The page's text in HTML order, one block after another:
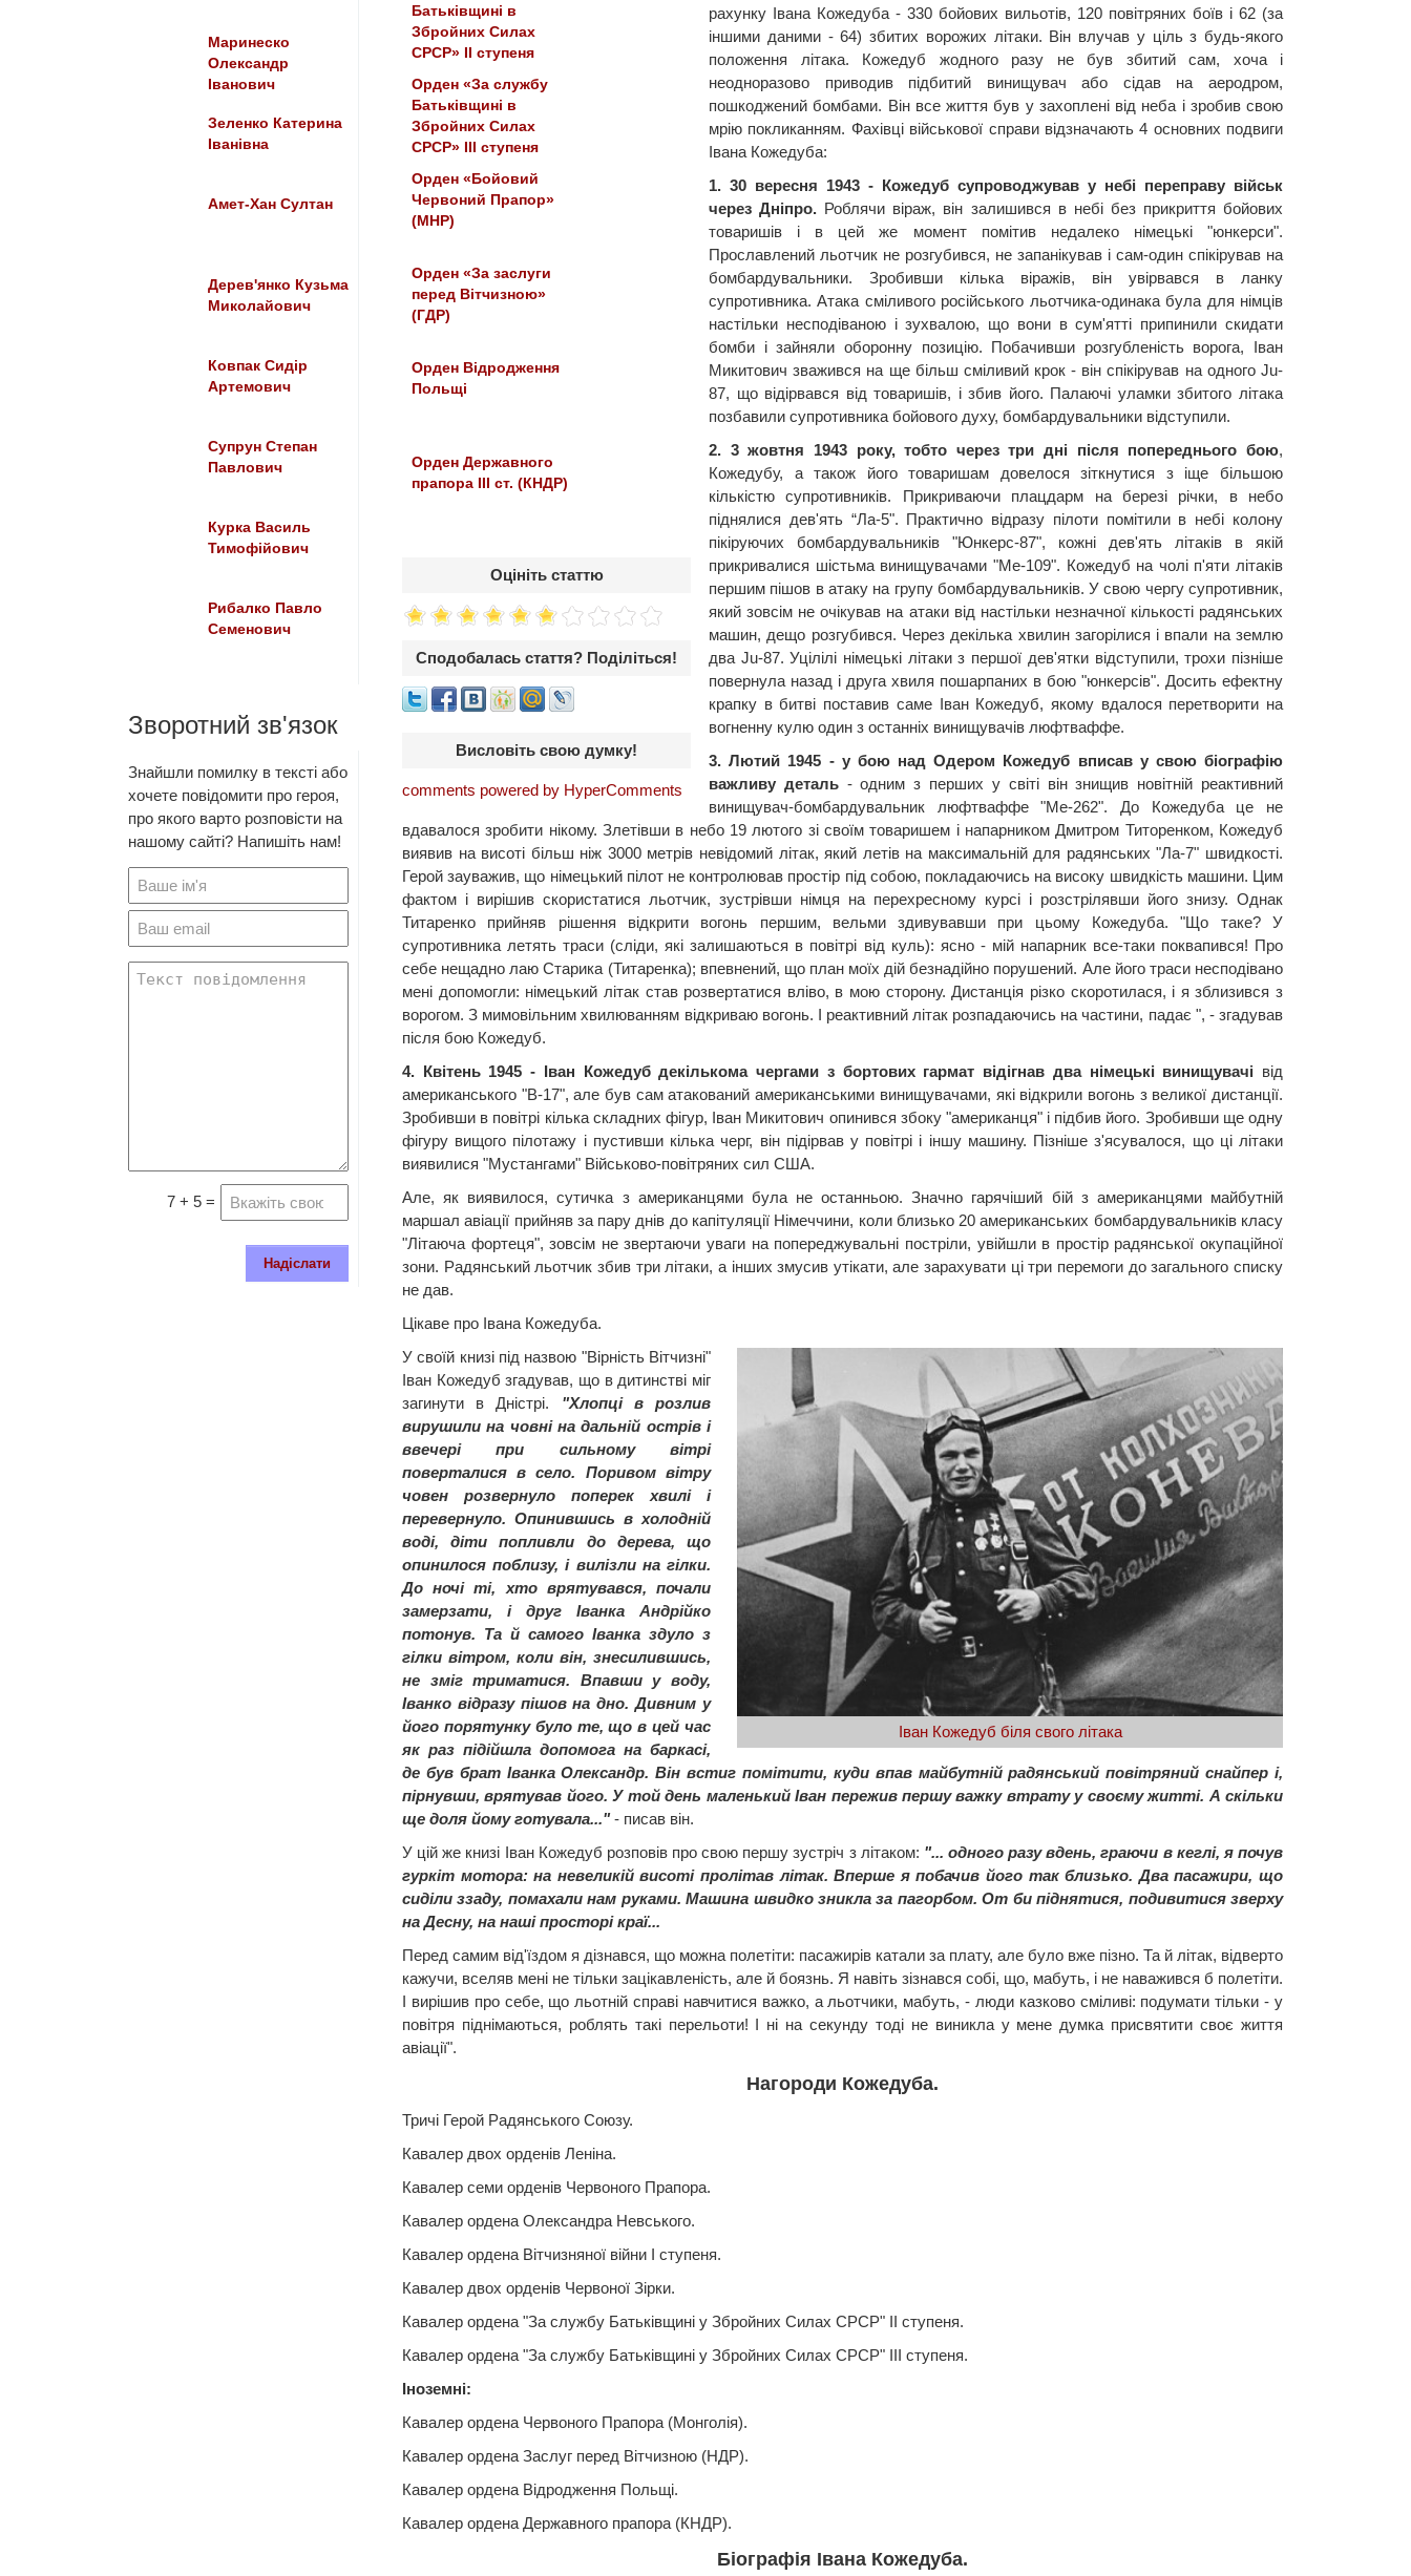
Батьківщині в
Збройних Силах
СРСР» II ступеня
Орден «За службу
Батьківщині в
Збройних Силах
СРСР» III ступеня
Орден «Бойовий
Червоний Прапор»
(МНР)
Орден «За заслуги
перед Вітчизною»
(ГДР)
Орден Відродження
Польщі
Орден Державного
прапора III ст. (КНДР)
Оцініть статтю
Сподобалась стаття? Поділіться!
Висловіть свою думку!
comments powered by HyperComments
рахунку Івана Кожедуба - 330 бойових вильотів, 120 повітряних боїв і 62 (за
іншими даними - 64) збитих ворожих літаки. Він влучав у ціль з будь-якого
положення літака. Кожедуб жодного разу не був збитий сам, хоча і
неодноразово приводив підбитий винищувач або сідав на аеродром,
пошкоджений бомбами. Він все життя був у захоплені від неба і зробив свою
мрію покликанням. Фахівці військової справи відзначають 4 основних подвиги
Івана Кожедуба:
1. 30 вересня 1943 - Кожедуб супроводжував у небі переправу військ
через Дніпро. Роблячи віраж, він залишився в небі без прикриття бойових
товаришів і в цей же момент помітив недалеко німецькі "юнкерси".
Прославлений льотчик не розгубився, не запанікував і сам-один спікірував на
бомбардувальники. Зробивши кілька віражів, він увірвався в ланку
супротивника. Атака сміливого російського льотчика-одинака була для німців
настільки несподіваною і зухвалою, що вони в сум'ятті припинили скидати
бомби і зайняли оборонну позицію. Побачивши розгубленість ворога, Іван
Микитович зважився на ще більш сміливий крок - він спікірував на одного Ju-
87, що відірвався від товаришів, і збив його. Палаючі уламки збитого літака
позбавили супротивника бойового духу, бомбардувальники відступили.
2. 3 жовтня 1943 року, тобто через три дні після попереднього бою,
Кожедубу, а також його товаришам довелося зіткнутися з іще більшою
кількістю супротивників. Прикриваючи плацдарм на березі річки, в небо
піднялися дев'ять “Ла-5". Практично відразу пілоти помітили в небі колону
пікіруючих бомбардувальників "Юнкерс-87", кожні дев'ять літаків в якій
прикривалися шістьма винищувачами "Ме-109". Кожедуб на чолі п'яти літаків
першим пішов в атаку на групу бомбардувальників. У свою чергу супротивник,
який зовсім не очікував на атаки від настільки незначної кількості радянських
машин, дещо розгубився. Через декілька хвилин загорілися і впали на землю
два Ju-87. Уцілілі німецькі літаки з першої дев'ятки відступили, трохи пізніше
повернула назад і друга хвиля пошарпаних в бою "юнкерсів". Досить ефектну
крапку в битві поставив саме Іван Кожедуб, якому вдалося перетворити на
вогненну кулю один з останніх винищувачів люфтваффе.
3. Лютий 1945 - у бою над Одером Кожедуб вписав у свою біографію
важливу деталь- одним з перших у світі він знищив новітній реактивний
винищувач-бомбардувальник люфтваффе "Me-262". До Кожедуба це не
вдавалося зробити нікому. Злетівши в небо 19 лютого зі своїм товаришем і напарником Дмитром Титоренком, Кожедуб
виявив на висоті більш ніж 3000 метрів невідомий літак, який летів на максимальній для радянських "Ла-7" швидкості.
Герой зауважив, що німецький пілот не контролював простір під собою, покладаючись на високу швидкість машини. Цим
фактом і вирішив скористатися льотчик, зустрівши німця на перехресному курсі і розстрілявши його знизу. Однак
Титаренко прийняв рішення відкрити вогонь першим, вельми здивувавши при цьому Кожедуба. "Що таке? У
супротивника летять траси (сліди, які залишаються в повітрі від куль): ясно - мій напарник все-таки поквапився! Про
себе нещадно лаю Старика (Титаренка); впевнений, що план моїх дій безнадійно порушений. Але його траси несподівано
мені допомогли: німецький літак став розвертатися вліво, в мою сторону. Дистанція різко скоротилася, і я зблизився з
ворогом. З мимовільним хвилюванням відкриваю вогонь. І реактивний літак розпадаючись на частини, падає ", - згадував
після бою Кожедуб.
4. Квітень 1945 - Іван Кожедуб декількома чергами з бортових гармат відігнав два німецькі винищувачі від
американського "В-17", але був сам атакований американськими винищувачами, які відкрили вогонь з великої дистанції.
Зробивши в повітрі кілька складних фігур, Іван Микитович опинився збоку "американця" і підбив його. Зробивши ще одну
фігуру вищого пілотажу і пустивши кілька черг, він підірвав у повітрі і іншу машину. Пізніше з'ясувалося, що ці літаки
виявилися "Мустангами" Військово-повітряних сил США.
Але, як виявилося, сутичка з американцями була не останньою. Значно гарячіший бій з американцями майбутній
маршал авіації прийняв за пару днів до капітуляції Німеччини, коли близько 20 американських бомбардувальників класу
"Літаюча фортеця", зовсім не звертаючи уваги на попереджувальні постріли, увійшли в простір радянської окупаційної
зони. Радянський льотчик збив три літаки, а інших змусив утікати, але зарахувати ці три перемоги до загального списку
не дав.
Цікаве про Івана Кожедуба.
Іван Кожедуб біля свого літака
У своїй книзі під назвою "Вірність Вітчизні"
Іван Кожедуб згадував, що в дитинстві міг
загинути в Дністрі. "Хлопці в розлив
вирушили на човні на дальній острів і
ввечері при сильному вітрі
поверталися в село. Поривом вітру
човен розвернуло поперек хвилі і
перевернуло. Опинившись в холодній
воді, діти попливли до дерева, що
опинилося поблизу, і вилізли на гілки.
До ночі ті, хто врятувався, почали
замерзати, і друг Іванка Андрійко
потонув. Та й самого Іванка здуло з
гілки вітром, коли він, знесилившись,
не зміг триматися. Впавши у воду,
Іванко відразу пішов на дно. Дивним у
його порятунку було те, що в цей час
як раз підійшла допомога на баркасі,
де був брат Іванка Олександр. Він встиг помітити, куди впав майбутній радянський повітряний снайпер і,
пірнувши, врятував його. У той день маленький Іван пережив першу важку втрату у своєму житті. А скільки
ще доля йому готувала..."- писав він.
У цій же книзі Іван Кожедуб розповів про свою першу зустріч з літаком: "... одного разу вдень, граючи в кеглі, я почув
гуркіт мотора: на невеликій висоті пролітав літак. Вперше я побачив його так близько. Два пасажири, що
сиділи ззаду, помахали нам руками. Машина швидко зникла за пагорбом. От би піднятися, подивитися зверху
на Десну, на наші просторі краї...
Перед самим від'їздом я дізнався, що можна полетіти: пасажирів катали за плату, але було вже пізно. Та й літак, відверто
кажучи, вселяв мені не тільки зацікавленість, але й боязнь. Я навіть зізнався собі, що, мабуть, і не наважився б полетіти.
І вирішив про себе, що льотній справі навчитися важко, а льотчики, мабуть, - люди казково сміливі: подумати тільки - у
повітря піднімаються, роблять такі перельоти! І ні на секунду тоді не виникла у мене думка присвятити своє життя
авіації".
Нагороди Кожедуба.
Тричі Герой Радянського Союзу.
Кавалер двох орденів Леніна.
Кавалер семи орденів Червоного Прапора.
Кавалер ордена Олександра Невського.
Кавалер ордена Вітчизняної війни I ступеня.
Кавалер двох орденів Червоної Зірки.
Кавалер ордена "За службу Батьківщині у Збройних Силах СРСР" II ступеня.
Кавалер ордена "За службу Батьківщині у Збройних Силах СРСР" III ступеня.
Іноземні:
Кавалер ордена Червоного Прапора (Монголія).
Кавалер ордена Заслуг перед Вітчизною (НДР).
Кавалер ордена Відродження Польщі.
Кавалер ордена Державного прапора (КНДР).
Біографія Івана Кожедуба.
Маринеско
Олександр
Іванович
Зеленко Катерина
Іванівна
Амет-Хан Султан
Дерев'янко Кузьма
Миколайович
Ковпак Сидір
Артемович
Супрун Степан
Павлович
Курка Василь
Тимофійович
Рибалко Павло
Семенович
Зворотний зв'язок
Знайшли помилку в тексті або
хочете повідомити про героя,
про якого варто розповісти на
нашому сайті? Напишіть нам!
7 + 5 =
Надіслати